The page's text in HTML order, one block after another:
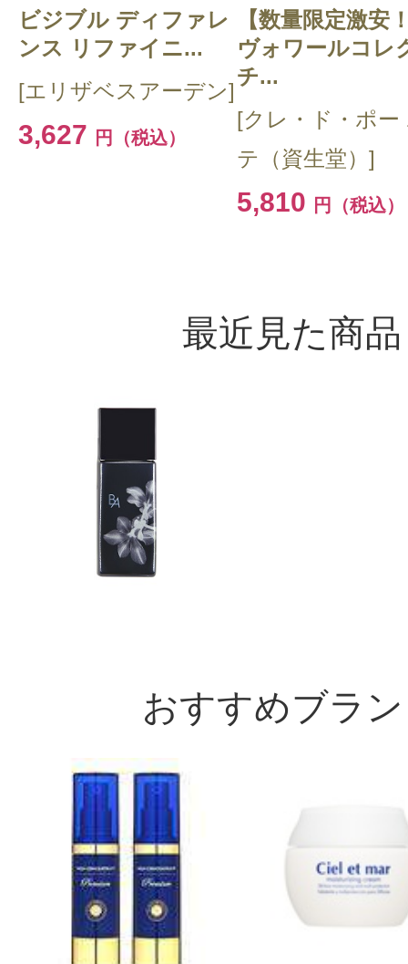
ビジブル ディファレ
ンス リファイニ...
[エリザベスアーデン]
3,627 円（税込）
【数量限定激安
ヴォワールコレ
チ...
[クレ・ド・ポー
テ（資生堂）]
5,810 円（税込）
最近見た商品
おすすめブラ